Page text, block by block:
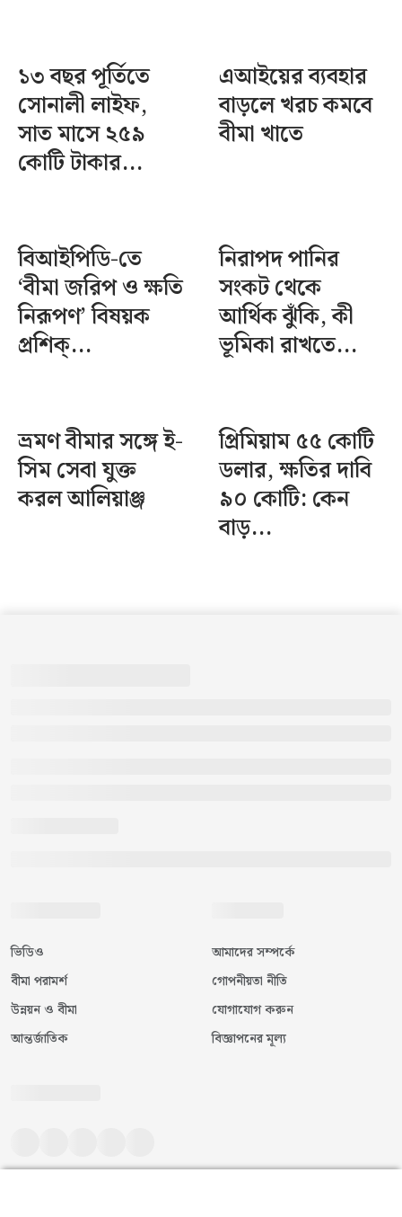
১৩ বছর পূর্তিতে
সোনালী লাইফ,
সাত মাসে ২৫৯
কোটি টাকার...
এআইয়ের ব্যবহার
বাড়লে খরচ কমবে
বীমা খাতে
বিআইপিডি-তে
‘বীমা জরিপ ও ক্ষতি
নিরূপণ’ বিষয়ক
প্রশিক্...
নিরাপদ পানির
সংকট থেকে
আর্থিক ঝুঁকি, কী
ভূমিকা রাখতে...
ভ্রমণ বীমার সঙ্গে ই-
সিম সেবা যুক্ত
করল আলিয়াঞ্জ
প্রিমিয়াম ৫৫ কোটি
ডলার, ক্ষতির দাবি
৯০ কোটি: কেন
বাড়...
ভিডিও
বীমা পরামর্শ
উন্নয়ন ও বীমা
আন্তর্জাতিক
আমাদের সম্পর্কে
গোপনীয়তা নীতি
যোগাযোগ করুন
বিজ্ঞাপনের মূল্য